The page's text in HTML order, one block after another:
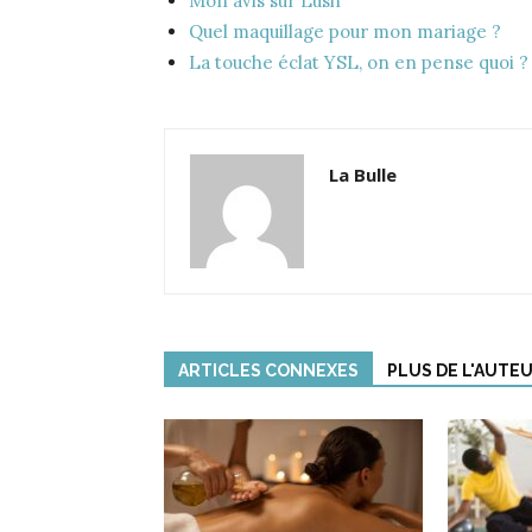
Quel maquillage pour mon mariage ?
La touche éclat YSL, on en pense quoi ?
La Bulle
ARTICLES CONNEXES PLUS DE